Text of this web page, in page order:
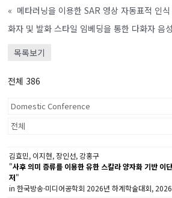
« 메타러닝을 이용한 SAR 영상 자동표적 인식
화자 및 발화 스타일 임베딩을 통한 다화자 음
목록보기
전체 386
김효민, 이지현, 장인선, 강홍구
"사후 의미 증류를 이용한 유한 스칼라 양자화 기반 이
저"
in 한국방송·미디어공학회 2026년 하계학술대회, 2026